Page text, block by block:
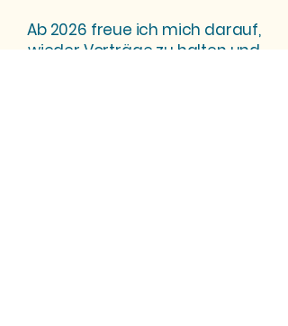
Ab 2026 freue ich mich darauf,
wieder Vorträge zu halten und